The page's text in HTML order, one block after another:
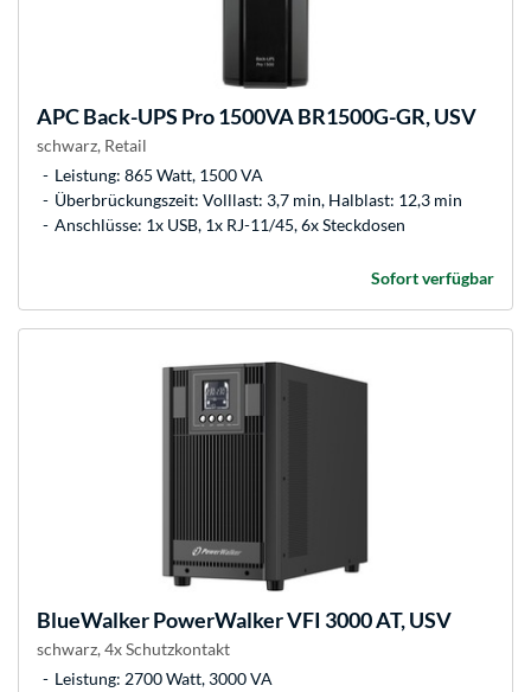
APCBack-UPS Pro 1500VA BR1500G-GR, USV
schwarz, Retail
Leistung: 865 Watt, 1500 VA
Überbrückungszeit: Volllast: 3,7 min, Halblast: 12,3 min
Anschlüsse: 1x USB, 1x RJ-11/45, 6x Steckdosen
Sofort verfügbar
BlueWalkerPowerWalker VFI 3000 AT, USV
schwarz, 4x Schutzkontakt
Leistung: 2700 Watt, 3000 VA